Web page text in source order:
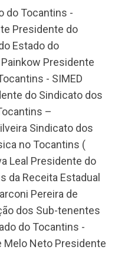
do Tocantins -
Presidente do
Estado do
Presidente
- SIMED
do Sindicato dos
–
Sindicato dos
no Tocantins (
Leal Presidente do
da Receita Estadual
Pereira de
dos Sub-tenentes
do Tocantins -
Melo Neto Presidente